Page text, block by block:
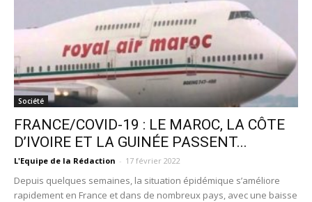
Société
FRANCE/COVID-19 : LE MAROC, LA CÔTE
D’IVOIRE ET LA GUINÉE PASSENT...
L'Equipe de la Rédaction - 17 février 2022
Depuis quelques semaines, la situation épidémique s’améliore
rapidement en France et dans de nombreux pays, avec une baisse